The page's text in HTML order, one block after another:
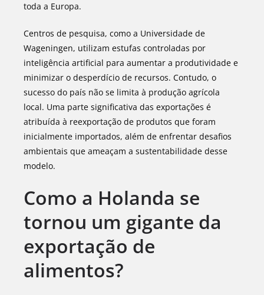
toda a Europa.
Centros de pesquisa, como a Universidade de
Wageningen, utilizam estufas controladas por
inteligência artificial para aumentar a produtividade e
minimizar o desperdício de recursos. Contudo, o
sucesso do país não se limita à produção agrícola
local. Uma parte significativa das exportações é
atribuída à reexportação de produtos que foram
inicialmente importados, além de enfrentar desafios
ambientais que ameaçam a sustentabilidade desse
modelo.
Como a Holanda se
tornou um gigante da
exportação de
alimentos?